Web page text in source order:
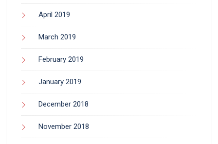
April 2019
March 2019
February 2019
January 2019
December 2018
November 2018